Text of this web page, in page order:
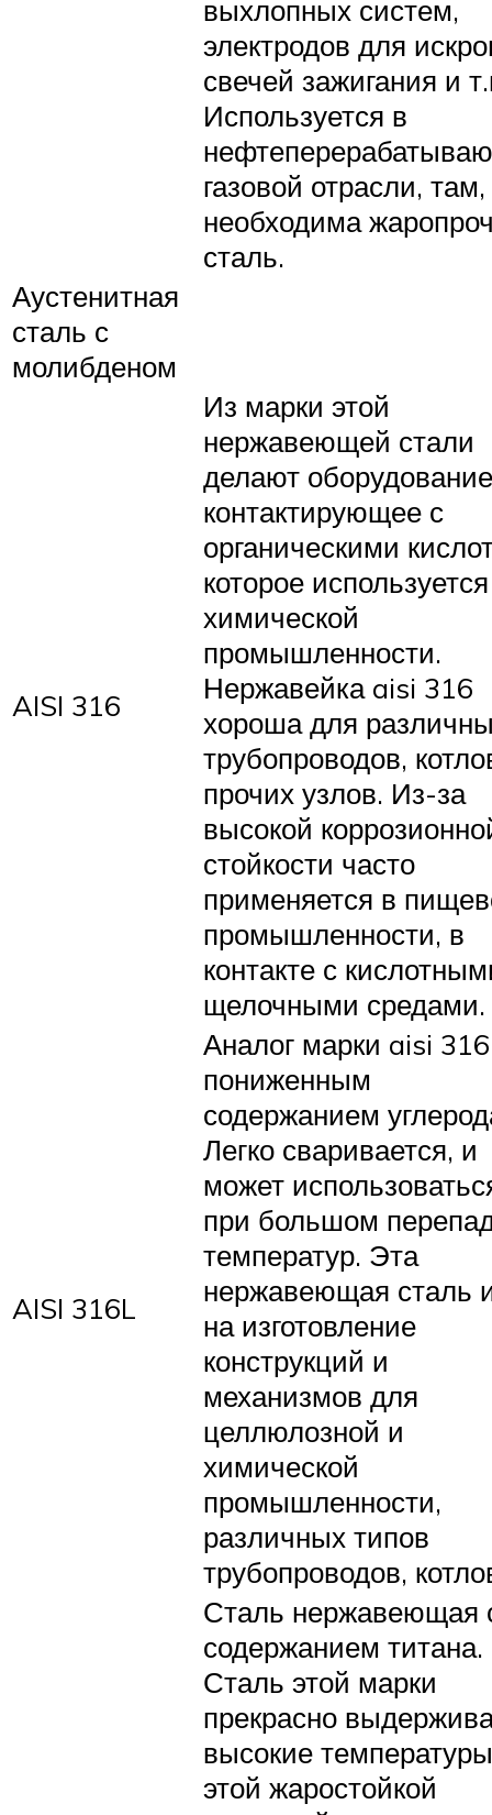
выхлопных систем,
электродов для
свечей зажигания и
Используется в
газовой отрасли, там,
необходима
сталь.
Аустенитная
сталь с
молибденом
AISI 316
Из марки этой
нержавеющей стали
делают
контактирующее с
органическими
которое
химической
промышленности.
Нержавейка aisi 316
хороша для
трубопроводов,
прочих узлов. Из-за
высокой
стойкости часто
применяется в
промышленности, в
контакте с
щелочными средами.
AISI 316L
Аналог марки aisi
пониженным
содержанием
Легко сваривается, и
может
при большом
температур. Эта
нержавеющая сталь
на изготовление
конструкций и
механизмов для
целлюлозной и
химической
промышленности,
различных типов
трубопроводов,
Сталь нержавеющая
содержанием титана.
Сталь этой марки
прекрасно
высокие
этой жаростойкой